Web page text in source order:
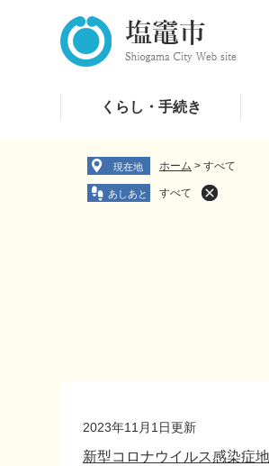
くらし・手続き
現在地 ホーム > すべて
すべて
2023年11月1日更新
新型コロナウイルス感染症